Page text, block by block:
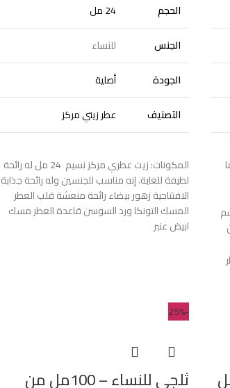
الحجم
24 مل
الجنس
للنساء
الجودة
أصلية
التصنيف
عطر زيتي مركز
المكونات: زيت عطري مركز نسيم 24 مل له رائحة
لطيفة للغاية. إنه مناسب للجنسين وله رائحة جذابة
الافتتاحية زهور بيضاء رائحة منعشة قلب العطر
المسك التونكا ورد السوسن قاعدة العطر مسك
ابيض عنبر
– 100مل
-25%
ثلجي للنساء – 100مل من